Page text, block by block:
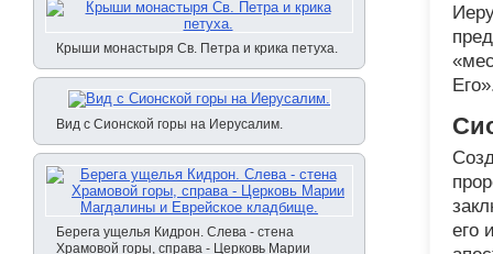
Крыши монастыря Св. Петра и крика петуха.
Вид с Сионской горы на Иерусалим.
Берега ущелья Кидрон. Слева - стена
Храмовой горы, справа - Церковь Марии
его